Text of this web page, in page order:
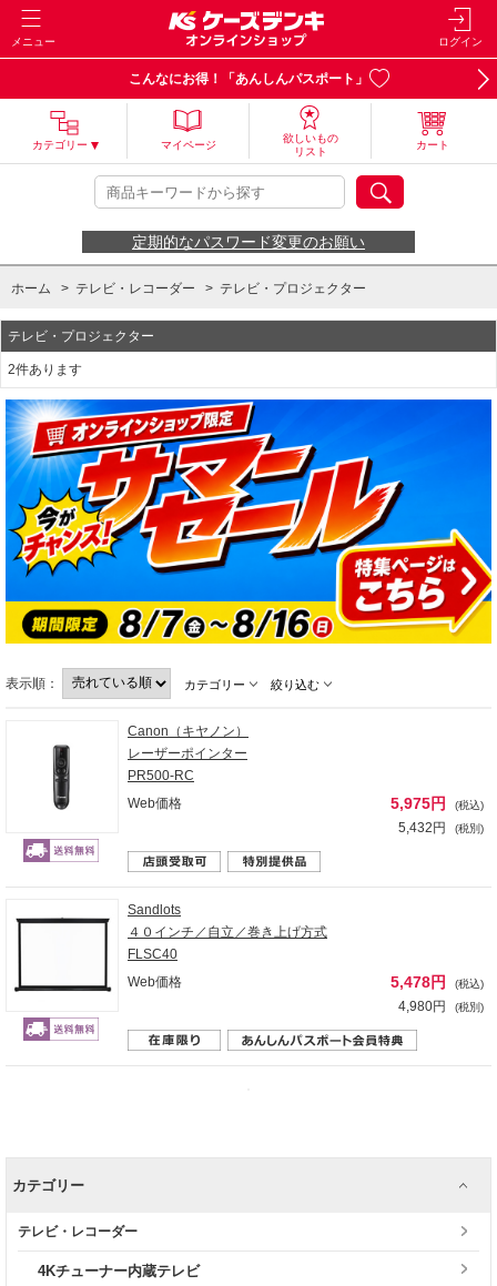
メニュー ログイン
こんなにお得！「あんしんパスポート」
カテゴリー マイページ
欲しいもの
リスト
カート
定期的なパスワード変更のお願い
ホーム > テレビ・レコーダー > テレビ・プロジェクター
テレビ・プロジェクター
2件あります
表示順： カテゴリー 絞り込む
Canon（キヤノン）
レーザーポインター
PR500-RC
Web価格
5,975円 (税込)
5,432円 (税別)
Sandlots
４０インチ／自立／巻き上げ方式
FLSC40
Web価格
5,478円 (税込)
4,980円 (税別)
カテゴリー
テレビ・レコーダー
4Kチューナー内蔵テレビ